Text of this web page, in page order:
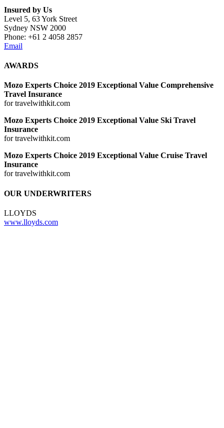
Insured by Us
Level 5, 63 York Street
Sydney NSW 2000
Phone: +61 2 4058 2857
Email
AWARDS
Mozo Experts Choice 2019 Exceptional Value Comprehensive
Travel Insurance
for travelwithkit.com
Mozo Experts Choice 2019 Exceptional Value Ski Travel
Insurance
for travelwithkit.com
Mozo Experts Choice 2019 Exceptional Value Cruise Travel
Insurance
for travelwithkit.com
OUR UNDERWRITERS
LLOYDS
www.lloyds.com